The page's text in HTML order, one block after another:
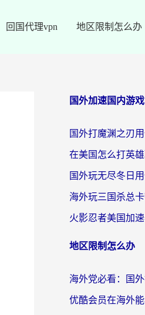
回国代理vpn 地区限制怎么办
国外加速国内游戏
地区限制怎么办